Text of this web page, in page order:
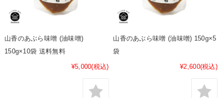
山香のあぶら味噌 (油味噌)
150g×10袋 送料無料
¥5,000(税込)
山香のあぶら味噌 (油味噌) 150g×5
袋
¥2,600(税込)